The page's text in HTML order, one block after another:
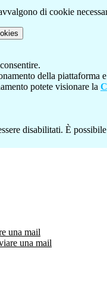
di cookie
della piattaforma
potete visionare la
disabilitati. È
una mail
una mail